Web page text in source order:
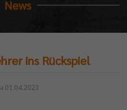
News
ins Rückspiel
01.04.2023